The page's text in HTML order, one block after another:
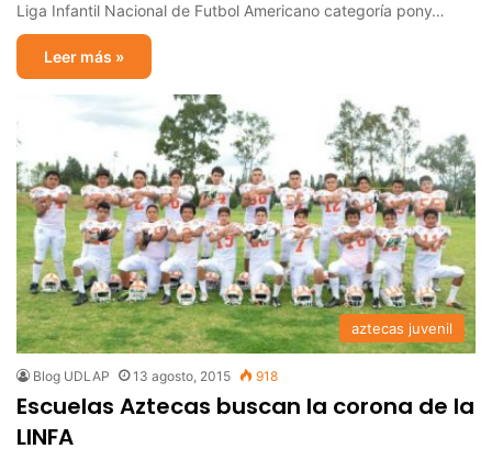
Liga Infantil Nacional de Futbol Americano categoría pony…
Leer más »
aztecas juvenil
Blog UDLAP 13 agosto, 2015 918
Escuelas Aztecas buscan la corona de la
LINFA